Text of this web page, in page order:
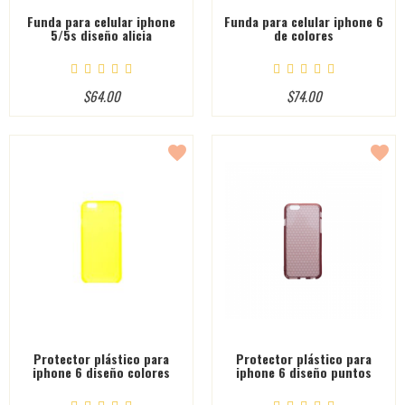
Funda para celular iphone
5/5s diseño alicia
$64.00
Funda para celular iphone 6
de colores
$74.00
favorite
Protector plástico para
iphone 6 diseño colores
favorite
Protector plástico para
iphone 6 diseño puntos